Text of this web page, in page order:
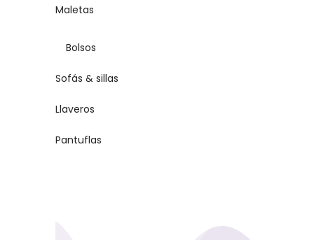
Maletas
Bolsos
Sofás & sillas
Llaveros
Pantuflas